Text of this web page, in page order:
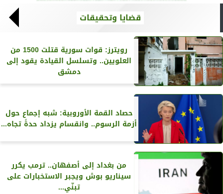
قضايا وتحقيقات
رويترز‏: قوات سورية قتلت 1500 من
العلويين.. وتسلسل القيادة يقود إلى
دمشق
حصاد القمة الأوروبية: شبه إجماع حول
أزمة الرسوم.. وانقسام يزداد حدةً تجاه...
من بغداد إلى أصفهان.. ترمب يكرر
سيناريو بوش ويجبر الاستخبارات على
تبنّي...